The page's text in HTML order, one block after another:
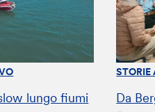
lungo fiumi
STORIE
Da